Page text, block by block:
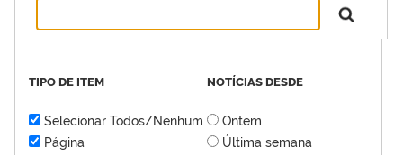
TIPO DE ITEM
Selecionar Todos/Nenhum
Página
NOTÍCIAS DESDE
Ontem
Última semana